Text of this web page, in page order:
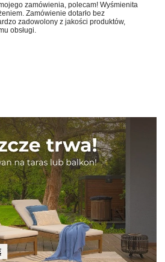
zamówienia, polecam! Wyśmienita
Zamówienie dotarło bez
zadowolony z jakości produktów,
obsługi.